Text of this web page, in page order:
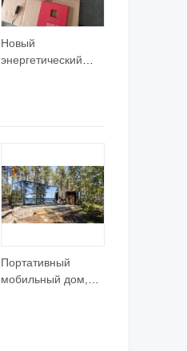
Новый
энергетический
приборы
оборудование для
оболочка
Портативный
мобильный дом,